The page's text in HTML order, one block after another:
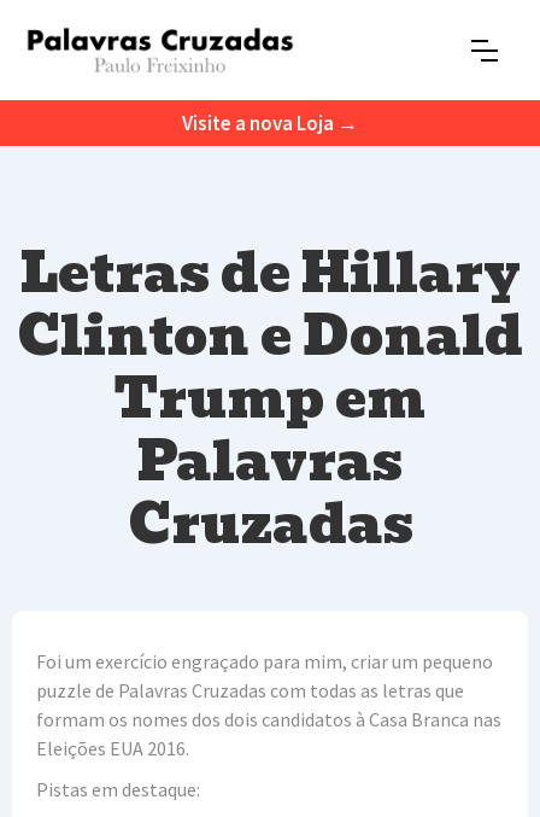
Visite a nova Loja →
Letras de Hillary
Clinton e Donald
Trump em
Palavras
Cruzadas
Foi um exercício engraçado para mim, criar um pequeno
puzzle de Palavras Cruzadas com todas as letras que
formam os nomes dos dois candidatos à Casa Branca nas
Eleições EUA 2016.
Pistas em destaque: